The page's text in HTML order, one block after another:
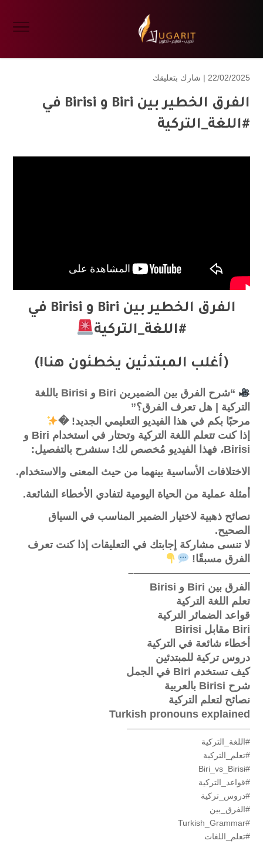
22/02/2025 | شارك بتعليقك
الفرق الخطير بين Biri و Birisi في
#اللغة_التركية
الفرق الخطير بين Biri و Birisi في
#اللغة_التركية
(أغلب المبتدئين يخطئون هنا!)
“شرح الفرق بين الضميرين Biri و Birisi باللغة
التركية | هل تعرف الفرق؟”
مرحبًا بكم في هذا الفيديو التعليمي الجديد! �
إذا كنت تتعلم اللغة التركية وتحتار في استخدام Biri و
Birisi، فهذا الفيديو مُخصص لك! سنشرح بالتفصيل:
الاختلافات الأساسية بينهما من حيث المعنى والاستخدام.
أمثلة عملية من الحياة اليومية لتفادي الأخطاء الشائعة.
نصائح ذهبية لاختيار الضمير المناسب في السياق
الصحيح.
لا تنسى مشاركة إجابتك في التعليقات إذا كنت تعرف
الفرق مسبقًا!
———————————–
الفرق بين Biri و Birisi
تعلم اللغة التركية
قواعد الضمائر التركية
Biri مقابل Birisi
أخطاء شائعة في التركية
دروس تركية للمبتدئين
كيف تستخدم Biri في الجمل
شرح Birisi بالعربية
نصائح لتعلم التركية
Turkish pronouns explained
———————————————
#اللغة_التركية
#تعلم_التركية
#Biri_vs_Birisi
#قواعد_التركية
#دروس_تركية
#الفرق_بين
#Turkish_Grammar
#تعلم_اللغات